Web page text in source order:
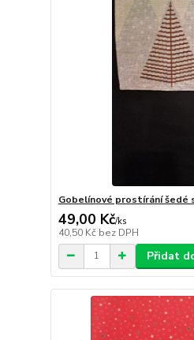
Gobelínové prostírání šedé
49,00 Kč/ks
40,50 Kč bez DPH
Přidat